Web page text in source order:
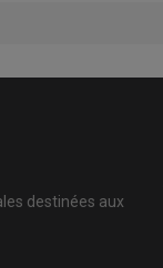
destinées aux